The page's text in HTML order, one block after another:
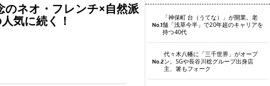
のネオ・フレンチ×自然派
気に続く！ No.1
「神保町 台（うてな）」が開業。老
舗「浅草今半」で20年超のキャリアを
持つ40代
No.2
代々木八幡に「三千世界」がオープ
ン。SGや長谷川稔グループ出身店
主、箸もフォーク